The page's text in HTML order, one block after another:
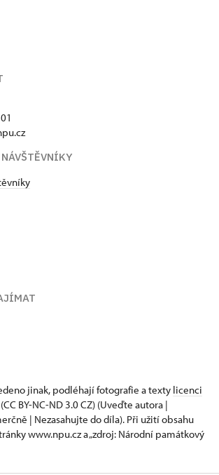
jinak, podléhají fotografie a texty licenci
(CC BY-NC-ND 3.0 CZ) (Uveďte autora |
| Nezasahujte do díla). Při užití obsahu
www.npu.cz a „zdroj: Národní památkový